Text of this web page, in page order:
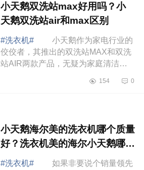
小天鹅双洗站max好用吗？小
天鹅双洗站air和max区别
#洗衣机#
小天鹅作为家电行业的
佼佼者，其推出的双洗站MAX和双洗
站AIR两款产品，无疑为家庭清洁和
为大家介绍下小天鹅双洗站max好用
154 0
小天鹅海尔美的洗衣机哪个质量
好？洗衣机美的海尔小天鹅哪个
更好
#洗衣机#
如果非要说个销量领先